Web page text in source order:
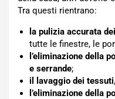
Tra questi rientrano:
la pulizia accurata
tutte le finestre, le
l’eliminazione della
e serrande;
il lavaggio dei tessuti
l’eliminazione della